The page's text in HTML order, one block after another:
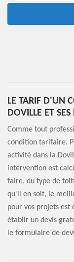
LE TARIF D'UN
DOVILLE ET
Comme tout
condition tarifaire.
activité dans la
intervention est
faire, du type de
qu'il en soit, le
pour vos projets est
établir un devis
le formulaire de